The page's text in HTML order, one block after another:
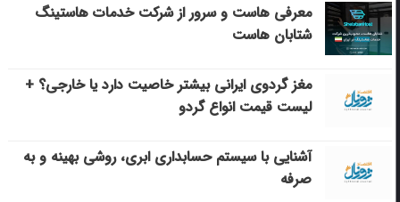
معرفی هاست و سرور از شرکت خدمات هاستینگ
شتابان هاست
مغز گردوی ایرانی بیشتر خاصیت دارد یا خارجی؟ +
لیست قیمت انواع گردو
آشنایی با سیستم حسابداری ابری، روشی بهینه و به
صرفه